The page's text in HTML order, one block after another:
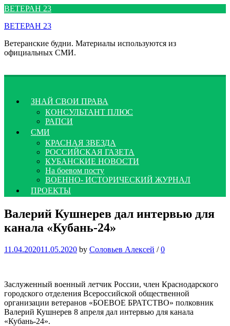
Перейти
содержимому
ВЕТЕРАН 23
ВЕТЕРАН 23
Ветеранские будни. Материалы используются из
официальных СМИ.
ЗНАЙ СВОИ ПРАВА
КОНСУЛЬТАНТ ПЛЮС
РАПСИ
СМИ
КРАСНАЯ ЗВЕЗДА
РОССИЙСКАЯ ГАЗЕТА
КУБАНСКИЕ НОВОСТИ
На боевом посту
ВОЕННО- ИСТОРИЧЕСКИЙ ЖУРНАЛ
ПРОЕКТЫ
Валерий Кушнерев дал интервью для
канала «Кубань-24»
11.04.202011.05.2020 by Соловьев Алексей / 0
Заслуженный военный летчик России, член Краснодарского
городского отделения Всероссийской общественной
организации ветеранов «БОЕВОЕ БРАТСТВО» полковник
Валерий Кушнерев 8 апреля дал интервью для канала
«Кубань-24».